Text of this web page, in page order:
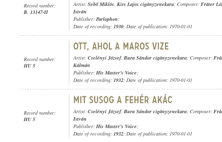
Record number:
B. 13147-II
Artist: Sebő Miklós, Kiss Lajos cigányzenekara; Composer: Fráter
István
Publisher: Parlophon;
Date of recording: 1930; Date of publication: 1970-01-01
Record number:
HU 5
Artist: Cselényi József, Bura Sándor cigányzenekara; Composer:
Kálmán
Publisher: His Master's Voice;
Date of recording: 1932; Date of publication: 1970-01-01
Record number:
HU 5
Artist: Cselényi József, Bura Sándor cigányzenekara; Composer:
István
Publisher: His Master's Voice;
Date of recording: 1932; Date of publication: 1970-01-01